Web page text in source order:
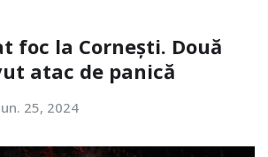
foc la Cornești. Două
atac de panică
25, 2024